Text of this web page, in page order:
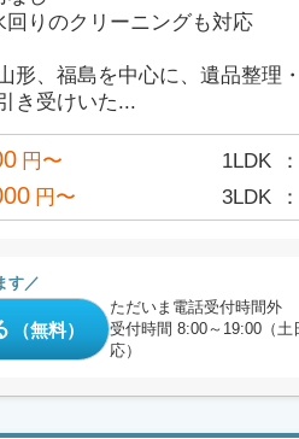
回りのクリーニングも対応
形、福島を中心に、遺品整理
き受けいた...
円〜 1LDK
円〜 3LDK
す
（無料）
ただいま電話受付時間外
受付時間 8:00～19:00（土
応）